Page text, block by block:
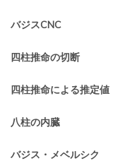
バジスCNC
四柱推命の切断
四柱推命による推定値
八柱の内臓
バジス・メベルシク